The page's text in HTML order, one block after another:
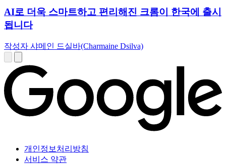
AI로 더욱 스마트하고 편리해진 크롬이 한국에 출시
됩니다
작성자 샤메인 드실바(Charmaine Dsilva)
개인정보처리방침
서비스 약관